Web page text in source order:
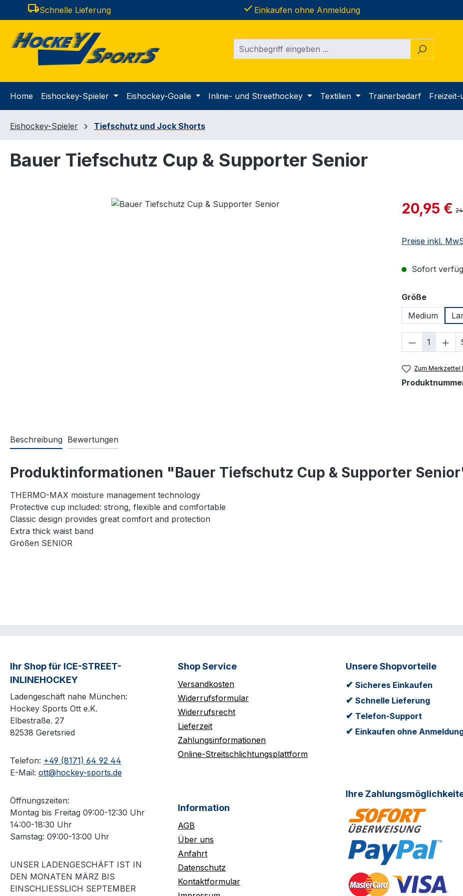
Hauptinhalt springen
Zur Suche springen
Zur Hauptnavigation springen
local_shippingSchnelle Lieferung done Einkaufen ohne Anmeldung
Home Eishockey-Spieler Eishockey-Goalie Inline- und Streethockey Textilien Trainerbedarf Freizeit-
Eishockey-Spieler Tiefschutz und Jock Shorts
Bauer Tiefschutz Cup & Supporter Senior
Verkaufspreis:
20,95 €
Preise inkl.
Sofort
Größe
Medium
Produkt
Zum Merkzettel
Beschreibung Bewertungen
Produktinformationen "Bauer Tiefschutz Cup & Supporter
THERMO-MAX moisture management technology
Protective cup included: strong, flexible and comfortable
Classic design provides great comfort and protection
Extra thick waist band
Größen SENIOR
Ihr Shop für ICE-STREET-
INLINEHOCKEY
Ladengeschäft nahe München:
Hockey Sports Ott e.K.
Elbestraße. 27
82538 Geretsried
Telefon: +49 (8171) 64 92 44
E-Mail: ott@hockey-sports.de
Öffnungszeiten:
Montag bis Freitag 09:00-12:30 Uhr
14:00-18:30 Uhr
Samstag: 09:00-13:00 Uhr
UNSER LADENGESCHÄFT IST IN
DEN MONATEN MÄRZ BIS
EINSCHLIESSLICH SEPTEMBER M
Shop Service
Versandkosten
Widerrufsformular
Widerrufsrecht
Lieferzeit
Zahlungsinformationen
Online-Streitschlichtungsplattform
Information
AGB
Über uns
Anfahrt
Datenschutz
Kontaktformular
Unsere Shopvorteile
✔ Sicheres Einkaufen
✔ Schnelle Lieferung
✔ Telefon-Support
✔ Einkaufen ohne
Ihre